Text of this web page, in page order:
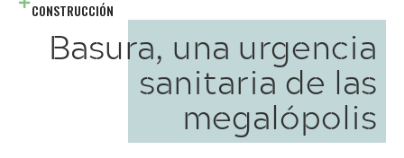
CONSTRUCCIÓN
Basura, una urgencia
sanitaria de las
megalópolis